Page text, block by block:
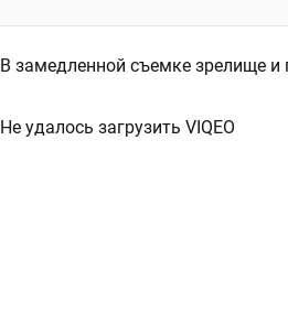
В замедленной съемке зрелище и
Не удалось загрузить VIQEO